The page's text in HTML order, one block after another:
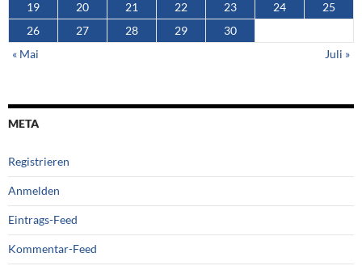
19 20 21 22 23 24
25
26
27 28 29
30
« Mai
Juli »
META
Registrieren
Anmelden
Eintrags-Feed
Kommentar-Feed